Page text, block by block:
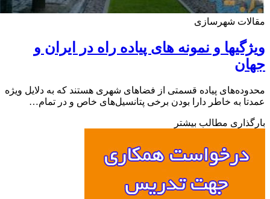
شهرسازی
و نمونه های پیاده راه در ایران و
پیاده قسمتی از فضاهای شهری هستند که به دلایل ویژه
به خاطر دارا بودن برخی پتانسیل‌های خاص و در تمام…
مطالب بیشتر